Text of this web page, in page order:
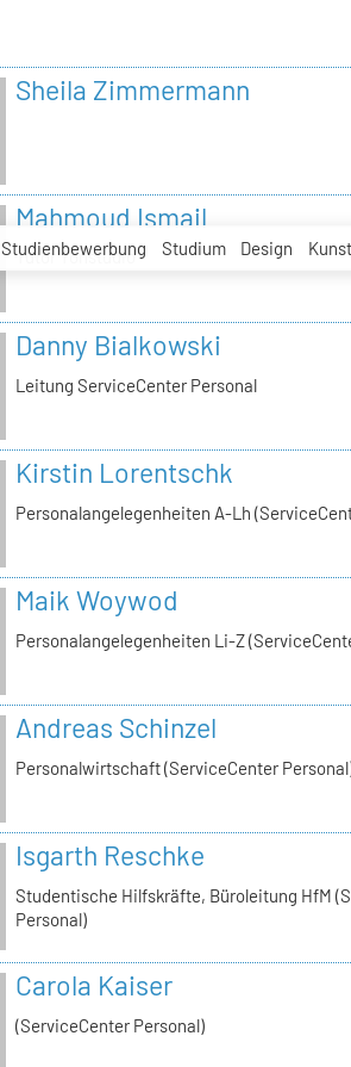
Studienbewerbung Studium Design Kunst
Sheila Zimmermann
Mahmoud Ismail
Tutor Tonstudio
Danny Bialkowski
Leitung ServiceCenter Personal
Kirstin Lorentschk
Personalangelegenheiten A-Lh
Maik Woywod
Personalangelegenheiten Li-Z
Andreas Schinzel
Personalwirtschaft (ServiceCenter
Isgarth Reschke
Studentische Hilfskräfte, Büroleitung HfM
Personal)
Carola Kaiser
(ServiceCenter Personal)